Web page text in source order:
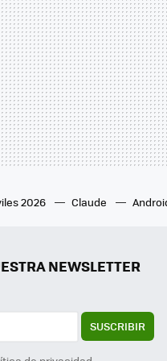
2026 Claude
NEWSLETTER
SUSCRIBIR